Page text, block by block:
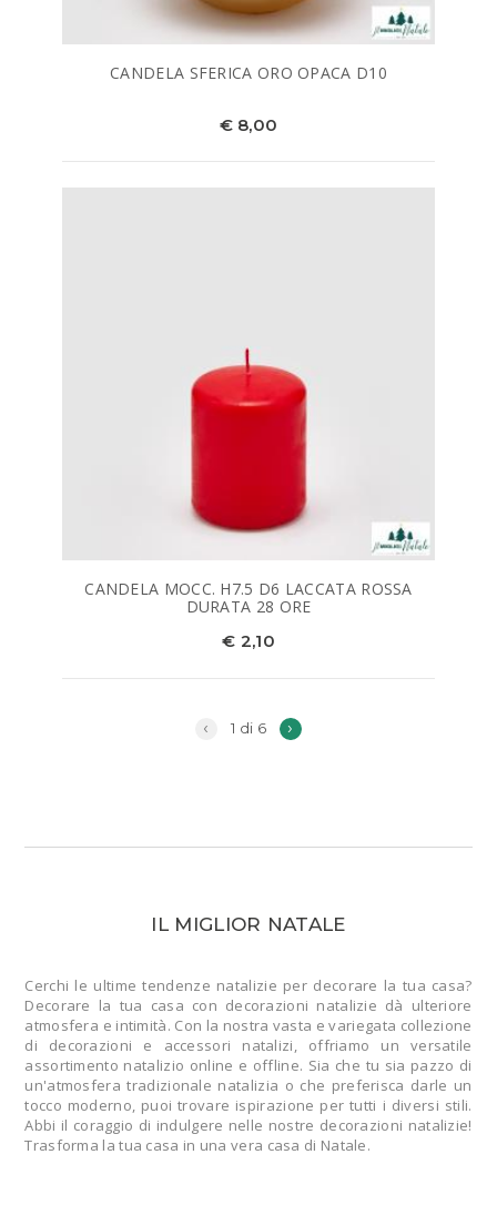
CANDELA SFERICA ORO OPACA D10
€ 8,00
CANDELA MOCC. H7.5 D6 LACCATA ROSSA
DURATA 28 ORE
€ 2,10
‹ 1 di 6 ›
IL MIGLIOR NATALE
Cerchi le ultime tendenze natalizie per decorare la tua casa?
Decorare la tua casa con decorazioni natalizie dà ulteriore
atmosfera e intimità. Con la nostra vasta e variegata collezione
di decorazioni e accessori natalizi, offriamo un versatile
assortimento natalizio online e offline. Sia che tu sia pazzo di
un'atmosfera tradizionale natalizia o che preferisca darle un
tocco moderno, puoi trovare ispirazione per tutti i diversi stili.
Abbi il coraggio di indulgere nelle nostre decorazioni natalizie!
Trasforma la tua casa in una vera casa di Natale.